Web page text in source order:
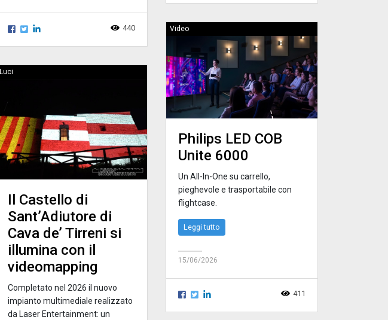
440 Video
Philips LED COB
Unite 6000
Un All-In-One su carrello,
pieghevole e trasportabile con
flightcase.
Leggi tutto
15/06/2026
411
Luci
Il Castello di
Sant’Adiutore di
Cava de’ Tirreni si
illumina con il
videomapping
Completato nel 2026 il nuovo
impianto multimediale realizzato
da Laser Entertainment: un